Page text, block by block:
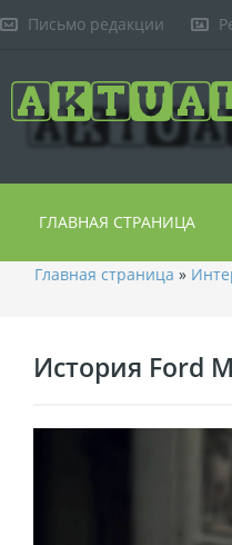
Письмо редакции
ГЛАВНАЯ СТРАНИЦА
Главная страница »
История Ford